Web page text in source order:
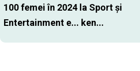
100 femei în 2024 la Sport și
Entertainment e... ken...